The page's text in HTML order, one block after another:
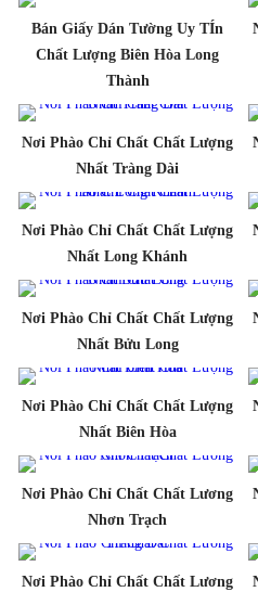
Bán Giấy Dán Tường Uy TÍn
Chất Lượng Biên Hòa Long
Thành
Nơi Phào Chỉ Chất Chất Lượng
Nhất Tràng Dài
Nơi Phào Chỉ Chất Chất Lượng
Nhất Long Khánh
Nơi Phào Chỉ Chất Chất Lượng
Nhất Bửu Long
Nơi Phào Chỉ Chất Chất Lượng
Nhất Biên Hòa
Nơi Phào Chỉ Chất Chất Lương
Nhơn Trạch
Nơi Phào Chỉ Chất Chất Lương